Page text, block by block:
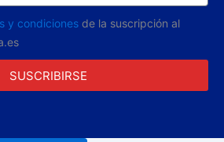
y condiciones de la suscripción al
SUSCRIBIRSE